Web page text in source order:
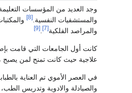
وجد العديد من المؤسسات
والمستشفيات النفسية.[8]
والمراصد الفلكية[7]
.
[9]
كانت أول الجامعات التي قامت
علاجية حيث كانت تمنح لمن
في العصر الأموي تم العناية
والصيادلة والادوية وتدريس الطب،